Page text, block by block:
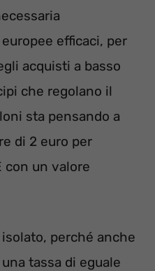
efficaci, per
acquisti a basso
che regolano il
sta pensando a
di 2 euro per
con un valore
perché anche
tassa di eguale